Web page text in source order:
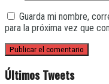
Guarda mi nombre,
para la próxima vez que
Últimos Tweets